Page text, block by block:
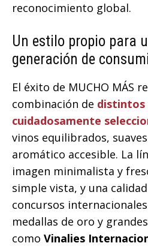
reconocimiento global.
Un estilo propio para
generación de
El éxito de MUCHO MÁS
combinación de distintos
cuidadosamente
vinos equilibrados,
aromático accesible. La
imagen minimalista y
simple vista, y una
concursos
medallas de oro y
como Vinalies